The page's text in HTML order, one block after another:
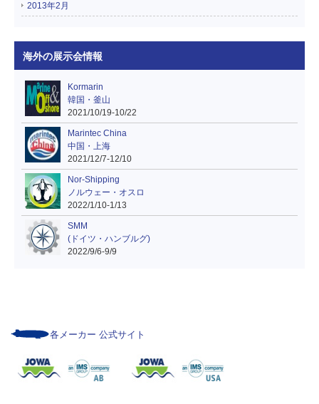
2013年2月
海外の展示会情報
Kormarin
韓国・釜山
2021/10/19-10/22
Marintec China
中国・上海
2021/12/7-12/10
Nor-Shipping
ノルウェー・オスロ
2022/1/10-1/13
SMM
(ドイツ・ハンブルグ)
2022/9/6-9/9
各メーカー 公式サイト